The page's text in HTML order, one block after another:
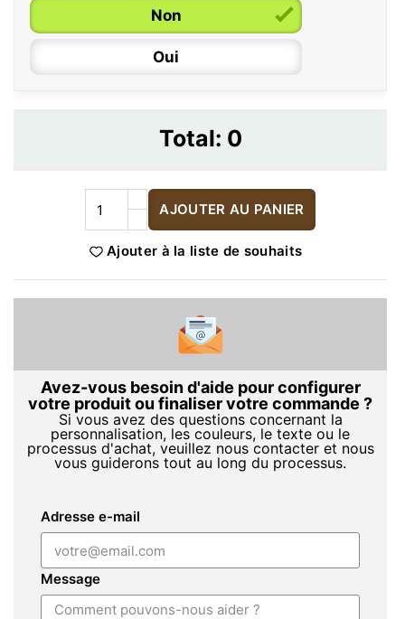
Non
Oui
Total: 0
AJOUTER AU PANIER
Ajouter à la liste de souhaits
Avez-vous besoin d'aide pour configurer
votre produit ou finaliser votre commande ?
Si vous avez des questions concernant la
personnalisation, les couleurs, le texte ou le
processus d'achat, veuillez nous contacter et nous
vous guiderons tout au long du processus.
Adresse e-mail
Message